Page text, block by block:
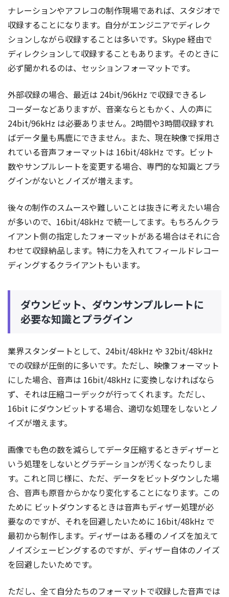
ナレーションやアフレコの制作現場であれば、スタジオで
収録することになります。自分がエンジニアでディレク
ションしながら収録することは多いです。Skype 経由で
ディレクションして収録することもあります。そのときに
必ず聞かれるのは、セッションフォーマットです。
外部収録の場合、最近は 24bit/96kHz で収録できるレ
コーダーなどありますが、音楽ならともかく、人の声に
24bit/96kHz は必要ありません。2時間や3時間収録すれ
ばデータ量も馬鹿にできません。また、現在映像で採用さ
れている音声フォーマットは 16bit/48kHz です。ビット
数やサンプルレートを変更する場合、専門的な知識とプラ
グインがないとノイズが増えます。
後々の制作のスムースや難しいことは抜きに考えたい場合
が多いので、16bit/48kHz で統一してます。もちろんクラ
イアント側の指定したフォーマットがある場合はそれに合
わせて収録納品します。特に力を入れてフィールドレコー
ディングするクライアントもいます。
ダウンビット、ダウンサンプルレートに
必要な知識とプラグイン
業界スタンダートとして、24bit/48kHz や 32bit/48kHz
での収録が圧倒的に多いです。ただし、映像フォーマット
にした場合、音声は 16bit/48kHz に変換しなければなら
ず、それは圧縮コーデックが行ってくれます。ただし、
16bit にダウンビットする場合、適切な処理をしないとノ
イズが増えます。
画像でも色の数を減らしてデータ圧縮するときディザーと
いう処理をしないとグラデーションが汚くなったりしま
す。これと同じ様に、ただ、データをビットダウンした場
合、音声も原音からかなり変化することになります。この
ために ビットダウンするときは音声もディザー処理が必
要なのですが、それを回避したいために 16bit/48kHz で
最初から制作します。ディザーはある種のノイズを加えて
ノイズシェービングするのですが、ディザー自体のノイズ
を回避したいためです。
ただし、全て自分たちのフォーマットで収録した音声では